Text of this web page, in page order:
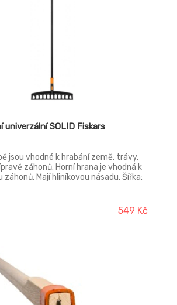
univerzální SOLID Fiskars
jsou vhodné k hrabání země, trávy,
záhonů. Horní hrana je vhodná k
Mají hliníkovou násadu. Šířka:
549 Kč